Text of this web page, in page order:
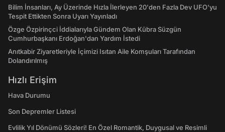
Bilim İnsanları, Ay Üzerinde Hızla İlerleyen 20'den Fazla Dev UFO'yu
Tespit Ettikten Sonra Uyarı Yayınladı
Özge Özpirinçci İddialarıyla Gündem Olan Kübra Süzgün
Cumhurbaşkanı Erdoğan'dan Yardım İstedi
Anıtkabir Ziyaretleriyle İçimizi Isıtan Aile Komşuları Tarafından
Dolandırılmış
Hızlı Erişim
Hava Durumu
Son Depremler Listesi
Evlilik Yıl Dönümü Sözleri! En Özel Romantik, Duygusal ve Resimli